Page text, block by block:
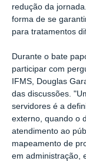
redução da jornada.
forma de se
para tratamentos
Durante o bate
participar com
IFMS, Douglas
das discussões.
servidores é a
externo, quando o
atendimento ao
mapeamento de
em administração,